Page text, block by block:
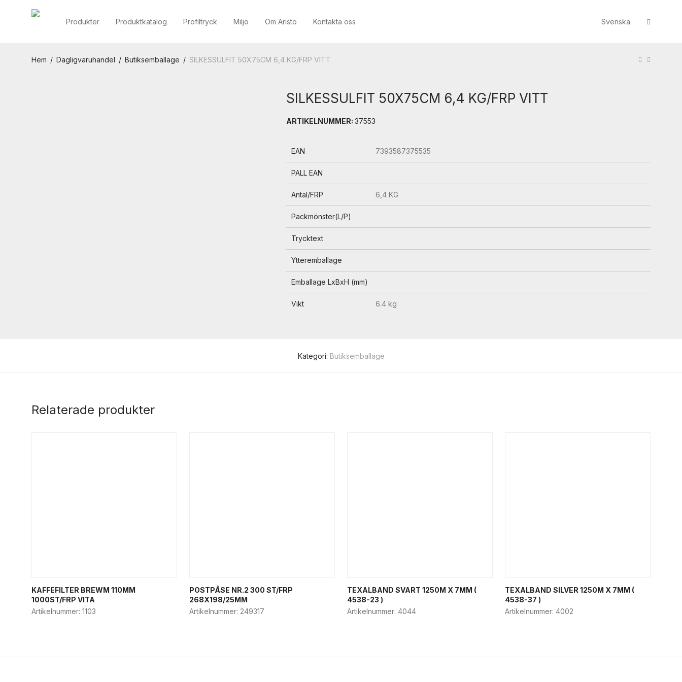
Produkter Produktkatalog Profiltryck Miljö Om Aristo Kontakta oss Svenska
Hem / Dagligvaruhandel / Butiksemballage / SILKESSULFIT 50X75CM 6,4 KG/FRP VITT
SILKESSULFIT 50X75CM 6,4 KG/FRP VITT
ARTIKELNUMMER: 37553
EAN 7393587375535
PALL EAN
Antal/FRP 6,4 KG
Packmönster(L/P)
Trycktext
Ytteremballage
Emballage LxBxH (mm)
Vikt 6.4 kg
Kategori: Butiksemballage
Relaterade produkter
KAFFEFILTER BREWM 110MM
1000ST/FRP VITA
Artikelnummer: 1103
POSTPÅSE NR.2 300 ST/FRP
268X198/25MM
Artikelnummer: 249317
TEXALBAND SVART 1250M X 7MM (
4538-23 )
Artikelnummer: 4044
TEXALBAND SILVER 1250M X 7MM (
4538-37 )
Artikelnummer: 4002